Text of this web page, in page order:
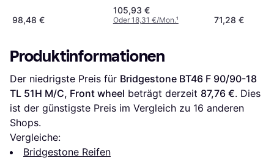
98,48 €
Sommerreifen
105,93 €
Oder 18,31 €/Mon.¹ 71,28 €
Produktinformationen
Der niedrigste Preis für Bridgestone BT46 F 90/90-18
TL 51H M/C, Front wheel beträgt derzeit 87,76 €. Dies
ist der günstigste Preis im Vergleich zu 16 anderen
Shops.
Vergleiche:
Bridgestone Reifen